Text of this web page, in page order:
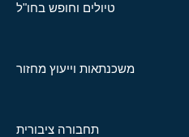
טיולים וחופש בחו"ל
משכנתאות וייעוץ מחזור
תחבורה ציבורית